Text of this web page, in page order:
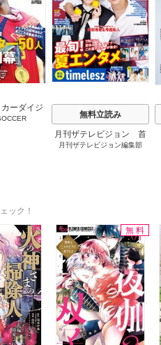
ーダイジ
無料立読み
月刊ザテレビジョン 首
都圏版
月刊ザテレビジョン編集部
ック！
無料